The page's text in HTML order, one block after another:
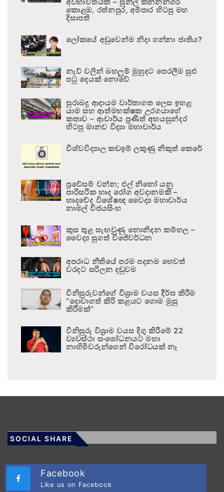
කොළඹ, රත්නපුර, අම්පාර හිටපු මහ
දිසාපති
ලෝකයේ අඩුවෙන්ම නිදා ගන්නා ජාතිය?
නැව් වලින් බහලුම් මුහුදට පෙරලීම සුළු
පටු දෙයක් නොවේ
සුරාබදු ආදායම වාර්තාගත ලෙස ඉහළ
යාම සහ ආත්මභක්ෂක උරගයාගේ
කතාව – ආචාර්ය ප්‍රණීත් අභයසුන්දර
හිටපු මානව විද්‍යා මහාචාර්ය
විශ්වවිද්‍යාල කඩඉම් ලකුණු නිකුත් කෙරේ
ප්‍රවේසම් වන්න; එල් නිනෝ යනු
පාරිසරික හෘද රෝග අවදානමකි –
හෘදවේද විශේෂඥ වෛද්‍ය මහාචාර්ය
නාමල් විජයසිංහ
කුස තුළ සැඟවුණු නොනිදන කම්හල –
වෛද්‍ය සුගත් විජේවර්ධන
අපරාධ නීතියේ පරම පදනම හෙවත්
වරදට සරිලන දඬුවම
විනිසුරුවන්ගේ විශ්‍රාම වයස දීර්ඝ කිරීම
“දොවාගත් කිරි කළයට ගොම මුසු
කිරීමක්”
විනිසුරු විශ්‍රාම වයස දිගු කිරීමේ 22
ව්‍යවස්ථා සංශෝධනයට මහා
නාහිමිවරුන්ගෙන් විරෝධයක් නෑ
SOCIAL SHARE
Facebook
Like us on Facebook